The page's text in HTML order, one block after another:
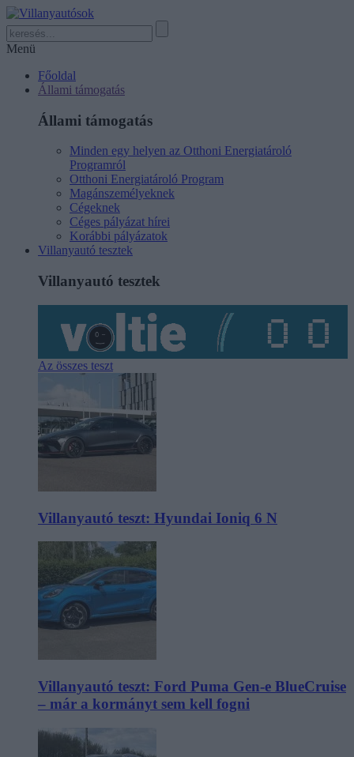
Menü
Főoldal
Állami támogatás
Állami támogatás
Minden egy helyen az Otthoni Energiatároló
Programról
Otthoni Energiatároló Program
Magánszemélyeknek
Cégeknek
Céges pályázat hírei
Korábbi pályázatok
Villanyautó tesztek
Villanyautó tesztek
Az összes teszt
Villanyautó teszt: Hyundai Ioniq 6 N
Villanyautó teszt: Ford Puma Gen-e BlueCruise
– már a kormányt sem kell fogni